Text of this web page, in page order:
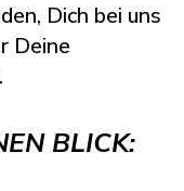
Dich bei uns
Deine
BLICK: